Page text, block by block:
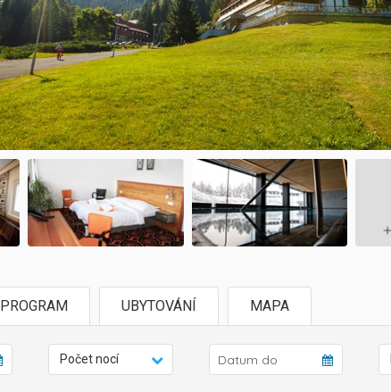
PROGRAM UBYTOVÁNÍ MAPA
Počet nocí